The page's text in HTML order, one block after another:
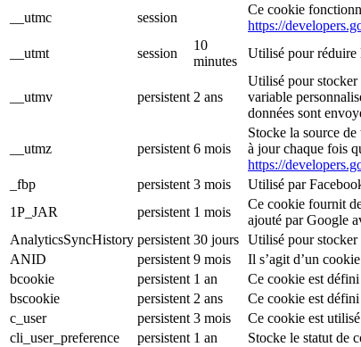
__utmc
session
Ce cookie
https://
__utmt
session
10
minutes
Utilisé pour réduire
__utmv persistent 2 ans
Utilisé pour stocker
variable
données sont
__utmz persistent 6 mois
Stocke la source
à jour chaque fois
https://
_fbp
persistent 3 mois
Utilisé par
1P_JAR
persistent 1 mois
Ce cookie fournit
ajouté par Google
AnalyticsSyncHistory persistent 30 jours Utilisé pour stocker
ANID
persistent 9 mois
Il s’agit d’un
bcookie
persistent 1 an
Ce cookie est
bscookie
persistent 2 ans
Ce cookie est
c_user
persistent 3 mois
Ce cookie est
cli_user_preference
persistent 1 an Stocke le statut de